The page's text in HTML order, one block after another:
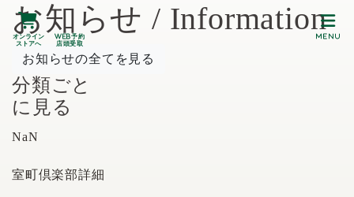
オンライン
ストアへ
Web予約
店頭受取
MENU
お知らせ / Information
お知らせの全てを見る
分類ごと
に見る
NaN
室町倶楽部詳細